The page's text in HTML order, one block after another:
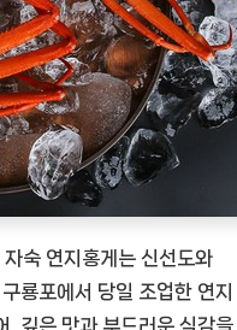
숙 연지홍게는 신선도와
룡포에서 당일 조업한 연지
, 깊은 맛과 부드러운 식감을